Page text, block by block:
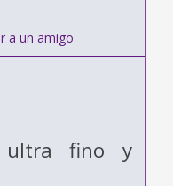
a un amigo
ultra fino y